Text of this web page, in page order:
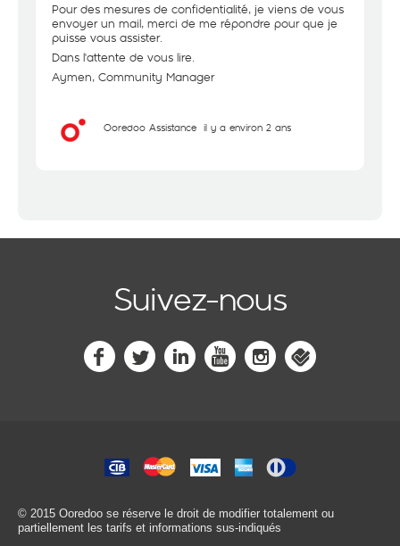
Pour des mesures de confidentialité, je viens de vous
envoyer un mail, merci de me répondre pour que je
puisse vous assister.
Dans l'attente de vous lire.
Aymen, Community Manager
Ooredoo Assistance il y a environ 2 ans
Suivez-nous
© 2015 Ooredoo se réserve le droit de modifier totalement ou
partiellement les tarifs et informations sus-indiqués